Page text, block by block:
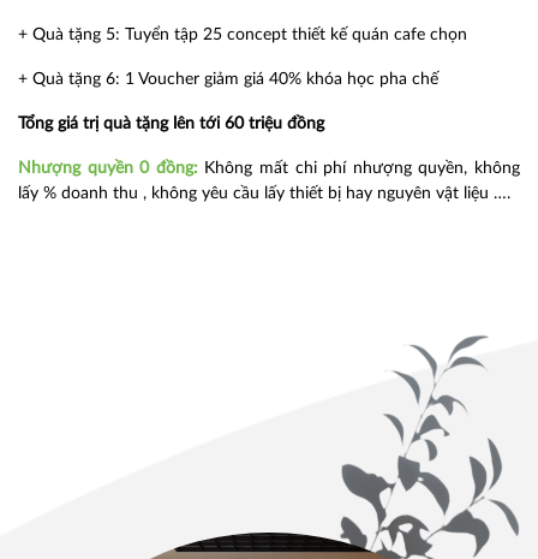
+ Quà tặng 5: Tuyển tập 25 concept thiết kế quán cafe chọn
+ Quà tặng 6: 1 Voucher giảm giá 40% khóa học pha chế
Tổng giá trị quà tặng lên tới 60 triệu đồng
Nhượng quyền 0 đồng: Không mất chi phí nhượng quyền, không
lấy % doanh thu , không yêu cầu lấy thiết bị hay nguyên vật liệu ….